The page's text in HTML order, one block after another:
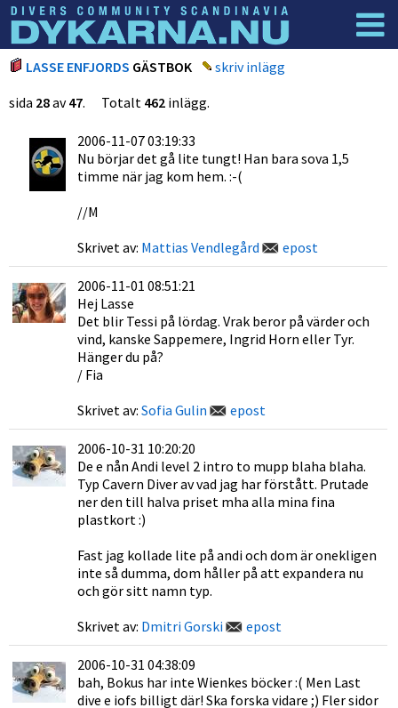
Dyknyheter
LASSE ENFJORDS GÄSTBOK
skriv inlägg
sida 28av47. Totalt 462 inlägg.
2006-11-07 03:19:33
Nu börjar det gå lite tungt! Han bara sova 1,5
timme när jag kom hem. :-(
//M
Skrivet av: Mattias Vendlegård epost
2006-11-01 08:51:21
Hej Lasse
Det blir Tessi på lördag. Vrak beror på värder och
vind, kanske Sappemere, Ingrid Horn eller Tyr.
Hänger du på?
/ Fia
Skrivet av: Sofia Gulin epost
2006-10-31 10:20:20
De e nån Andi level 2 intro to mupp blaha blaha.
Typ Cavern Diver av vad jag har förstått. Prutade
ner den till halva priset mha alla mina fina
plastkort :)
Fast jag kollade lite på andi och dom är onekligen
inte så dumma, dom håller på att expandera nu
och gör sitt namn typ.
Skrivet av: Dmitri Gorski epost
2006-10-31 04:38:09
bah, Bokus har inte Wienkes böcker :( Men Last
dive e iofs billigt där! Ska forska vidare ;) Fler sidor